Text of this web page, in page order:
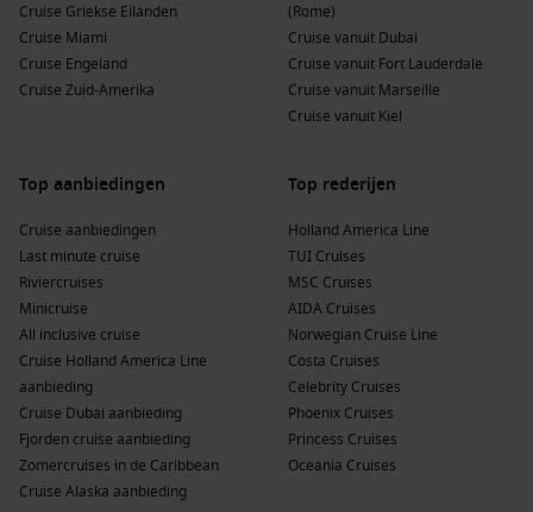
Cruise Griekse Eilanden
Cruise Miami
Cruise Engeland
Cruise Zuid-Amerika
(Rome)
Cruise vanuit Dubai
Cruise vanuit Fort Lauderdale
Cruise vanuit Marseille
Cruise vanuit Kiel
Top aanbiedingen
Cruise aanbiedingen
Last minute cruise
Riviercruises
Minicruise
All inclusive cruise
Cruise Holland America Line
aanbieding
Cruise Dubai aanbieding
Fjorden cruise aanbieding
Zomercruises in de Caribbean
Cruise Alaska aanbieding
Top rederijen
Holland America Line
TUI Cruises
MSC Cruises
AIDA Cruises
Norwegian Cruise Line
Costa Cruises
Celebrity Cruises
Phoenix Cruises
Princess Cruises
Oceania Cruises